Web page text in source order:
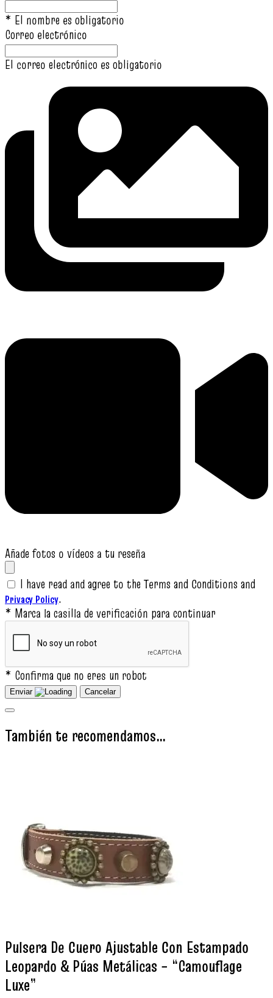
* El nombre es obligatorio
Correo electrónico
El correo electrónico es obligatorio
Añade fotos o vídeos a tu reseña
I have read and agree to the Terms and Conditions and
Privacy Policy.
* Marca la casilla de verificación para continuar
* Confirma que no eres un robot
Enviar Cancelar
También te recomendamos…
Pulsera De Cuero Ajustable Con Estampado
Leopardo & Púas Metálicas – “Camouflage
Luxe”